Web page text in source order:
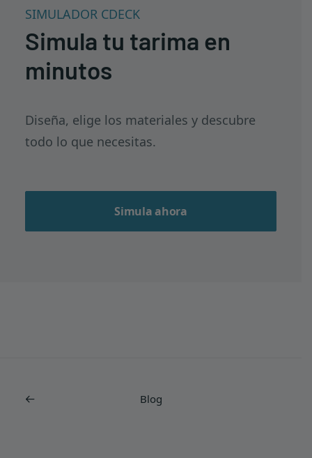
SIMULADOR CDECK
Simula tu tarima en
minutos
Diseña, elige los materiales y descubre
todo lo que necesitas.
Simula ahora
Blog